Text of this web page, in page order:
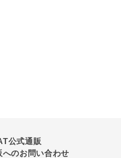
公式通販
へのお問い合わせ